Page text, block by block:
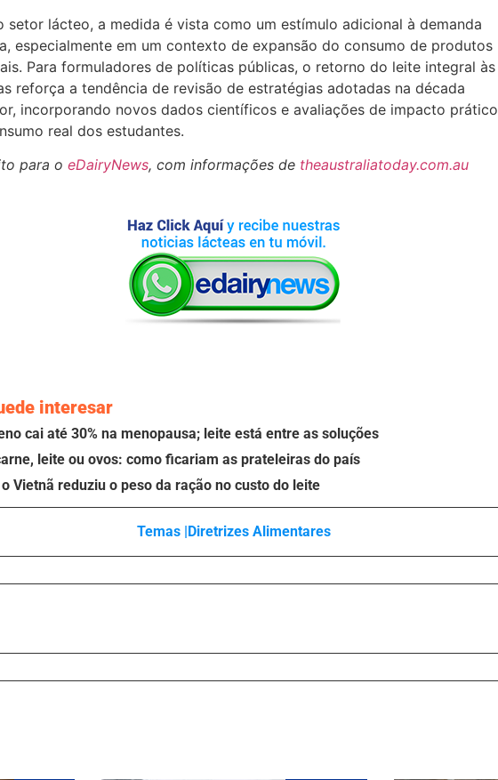
setor lácteo, a medida é vista como um estímulo adicional à demanda
especialmente em um contexto de expansão do consumo de produtos
Para formuladores de políticas públicas, o retorno do leite integral às
reforça a tendência de revisão de estratégias adotadas na década
incorporando novos dados científicos e avaliações de impacto prático
real dos estudantes.
para o eDairyNews, com informações de theaustraliatoday.com.au
interesar
cai até 30% na menopausa; leite está entre as soluções
leite ou ovos: como ficariam as prateleiras do país
Vietnã reduziu o peso da ração no custo do leite
Temas | Diretrizes Alimentares